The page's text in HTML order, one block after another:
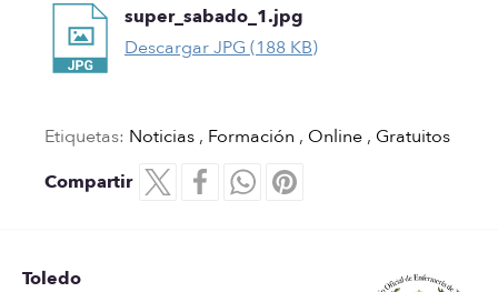
super_sabado_1.jpg
Descargar JPG (188 KB)
Etiquetas: Noticias , Formación , Online , Gratuitos
Compartir
Toledo